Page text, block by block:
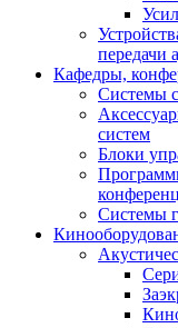
передачи
Кафедры,
Cистемы
систем
Блоки
Системы